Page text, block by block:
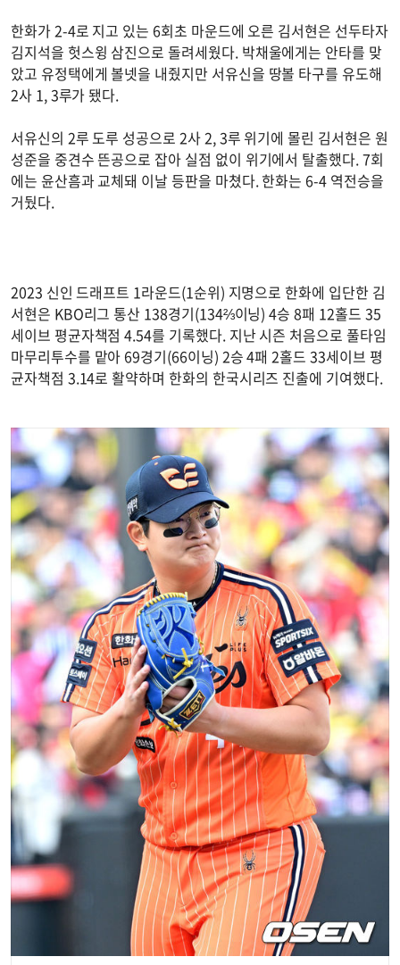
한화가 2-4로 지고 있는 6회초 마운드에 오른 김서현은 선두타자
김지석을 헛스윙 삼진으로 돌려세웠다. 박채울에게는 안타를 맞
았고 유정택에게 볼넷을 내줬지만 서유신을 땅볼 타구를 유도해
2사 1, 3루가 됐다.
서유신의 2루 도루 성공으로 2사 2, 3루 위기에 몰린 김서현은 원
성준을 중견수 뜬공으로 잡아 실점 없이 위기에서 탈출했다. 7회
에는 윤산흠과 교체돼 이날 등판을 마쳤다. 한화는 6-4 역전승을
거뒀다.
2023 신인 드래프트 1라운드(1순위) 지명으로 한화에 입단한 김
서현은 KBO리그 통산 138경기(134⅔이닝) 4승 8패 12홀드 35
세이브 평균자책점 4.54를 기록했다. 지난 시즌 처음으로 풀타임
마무리투수를 맡아 69경기(66이닝) 2승 4패 2홀드 33세이브 평
균자책점 3.14로 활약하며 한화의 한국시리즈 진출에 기여했다.